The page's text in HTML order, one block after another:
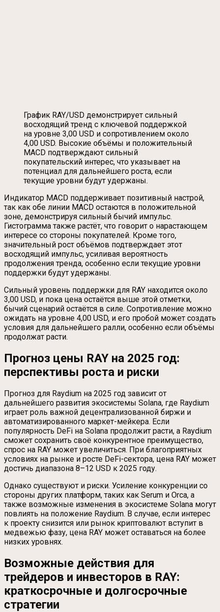
График RAY/USD демонстрирует сильный
восходящий тренд с ключевой поддержкой
на уровне 3,00 USD и сопротивлением около
4,00 USD. Высокие объёмы и положительный
MACD подтверждают сильный
покупательский интерес, что указывает на
потенциал для дальнейшего роста, если
текущие уровни будут удержаны.
Индикатор MACD поддерживает позитивный настрой,
так как обе линии MACD остаются в положительной
зоне, демонстрируя сильный бычий импульс.
Гистограмма также растёт, что говорит о нарастающем
интересе со стороны покупателей. Кроме того,
значительный рост объёмов подтверждает этот
восходящий импульс, усиливая вероятность
продолжения тренда, особенно если текущие уровни
поддержки будут удержаны.
Сильный уровень поддержки для RAY находится около
3,00 USD, и пока цена остаётся выше этой отметки,
бычий сценарий остаётся в силе. Сопротивление можно
ожидать на уровне 4,00 USD, и его пробой может создать
условия для дальнейшего ралли, особенно если объёмы
продолжат расти.
Прогноз цены RAY на 2025 год:
перспективы роста и риски
Прогноз для Raydium на 2025 год зависит от
дальнейшего развития экосистемы Solana, где Raydium
играет роль важной децентрализованной биржи и
автоматизированного маркет-мейкера. Если
популярность DeFi на Solana продолжит расти, а Raydium
сможет сохранить своё конкурентное преимущество,
спрос на RAY может увеличиться. При благоприятных
условиях на рынке и росте DeFi-сектора, цена RAY может
достичь диапазона 8–12 USD к 2025 году.
Однако существуют и риски. Усиление конкуренции со
стороны других платформ, таких как Serum и Orca, а
также возможные изменения в экосистеме Solana могут
повлиять на положение Raydium. В случае, если интерес
к проекту снизится или рынок криптовалют вступит в
медвежью фазу, цена RAY может оставаться на более
низких уровнях.
Возможные действия для
трейдеров и инвесторов в RAY:
краткосрочные и долгосрочные
стратегии